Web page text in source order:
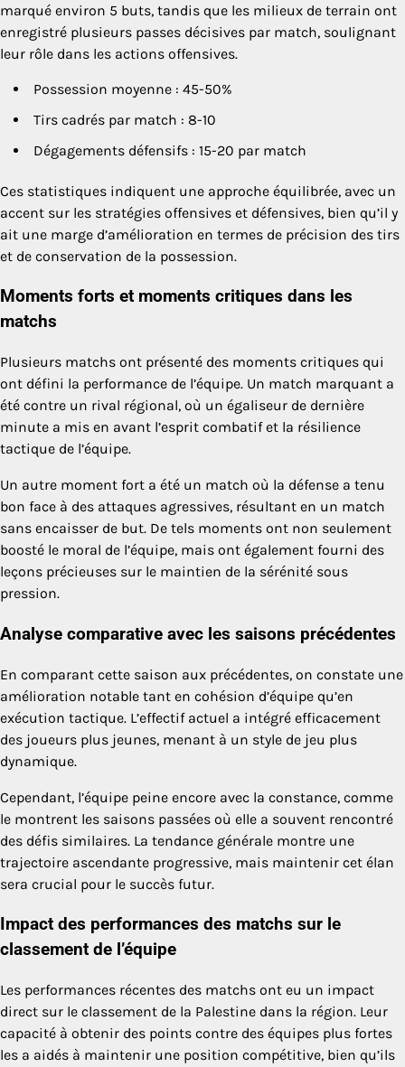
marqué environ 5 buts, tandis que les milieux de terrain ont
enregistré plusieurs passes décisives par match, soulignant
leur rôle dans les actions offensives.
Possession moyenne : 45-50%
Tirs cadrés par match : 8-10
Dégagements défensifs : 15-20 par match
Ces statistiques indiquent une approche équilibrée, avec un
accent sur les stratégies offensives et défensives, bien qu’il y
ait une marge d’amélioration en termes de précision des tirs
et de conservation de la possession.
Moments forts et moments critiques dans les
matchs
Plusieurs matchs ont présenté des moments critiques qui
ont défini la performance de l’équipe. Un match marquant a
été contre un rival régional, où un égaliseur de dernière
minute a mis en avant l’esprit combatif et la résilience
tactique de l’équipe.
Un autre moment fort a été un match où la défense a tenu
bon face à des attaques agressives, résultant en un match
sans encaisser de but. De tels moments ont non seulement
boosté le moral de l’équipe, mais ont également fourni des
leçons précieuses sur le maintien de la sérénité sous
pression.
Analyse comparative avec les saisons précédentes
En comparant cette saison aux précédentes, on constate une
amélioration notable tant en cohésion d’équipe qu’en
exécution tactique. L’effectif actuel a intégré efficacement
des joueurs plus jeunes, menant à un style de jeu plus
dynamique.
Cependant, l’équipe peine encore avec la constance, comme
le montrent les saisons passées où elle a souvent rencontré
des défis similaires. La tendance générale montre une
trajectoire ascendante progressive, mais maintenir cet élan
sera crucial pour le succès futur.
Impact des performances des matchs sur le
classement de l’équipe
Les performances récentes des matchs ont eu un impact
direct sur le classement de la Palestine dans la région. Leur
capacité à obtenir des points contre des équipes plus fortes
les a aidés à maintenir une position compétitive, bien qu’ils